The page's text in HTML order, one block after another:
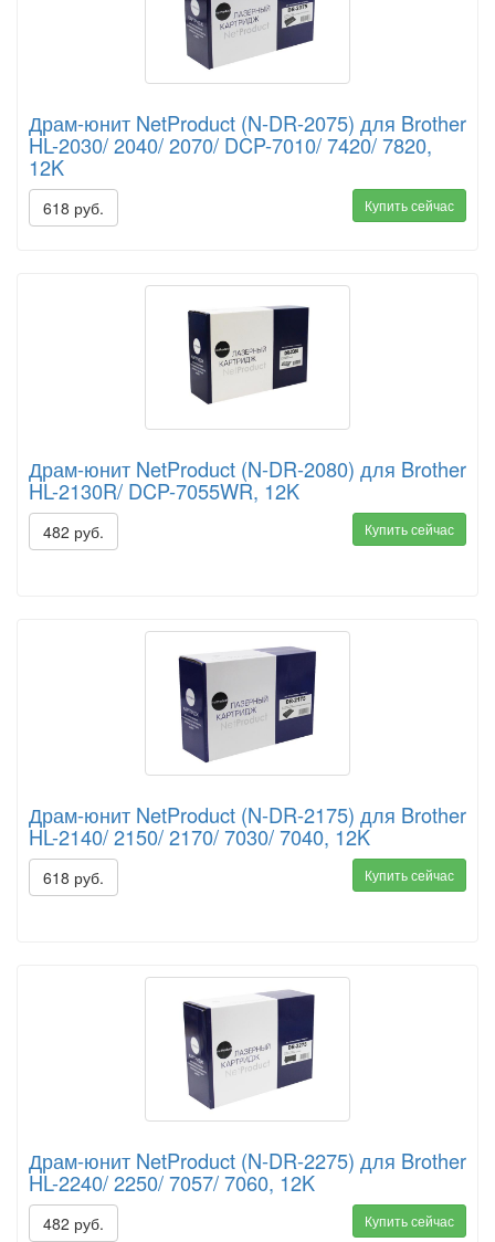
Драм-юнит NetProduct (N-DR-2075) для Brother
HL-2030/ 2040/ 2070/ DCP-7010/ 7420/ 7820,
12K
618 руб. Купить сейчас
Драм-юнит NetProduct (N-DR-2080) для Brother
HL-2130R/ DCP-7055WR, 12K
482 руб. Купить сейчас
Драм-юнит NetProduct (N-DR-2175) для Brother
HL-2140/ 2150/ 2170/ 7030/ 7040, 12K
618 руб. Купить сейчас
Драм-юнит NetProduct (N-DR-2275) для Brother
HL-2240/ 2250/ 7057/ 7060, 12K
482 руб. Купить сейчас